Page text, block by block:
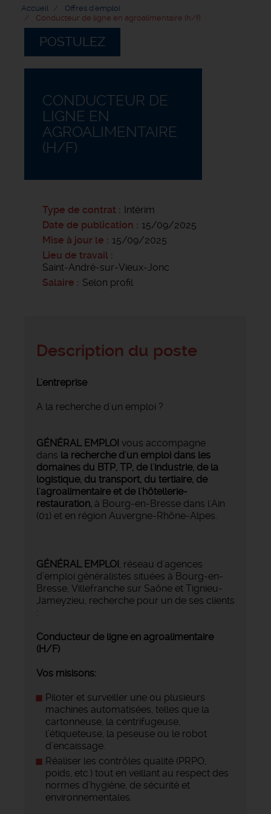
Accueil
Offres d'emploi
Conducteur de ligne en agroalimentaire (h/f)
POSTULEZ
CONDUCTEUR DE
LIGNE EN
AGROALIMENTAIRE
(H/F)
Type de contrat
Intérim
Date de publication
15/09/2025
Mise à jour le
15/09/2025
Lieu de travail
Saint-André-sur-Vieux-Jonc
Salaire
Selon profil
Description du poste
L'entreprise
A la recherche d'un emploi ?
GÉNÉRAL EMPLOI vous accompagne
dans la recherche d'un emploi dans les
domaines du BTP, TP, de l'industrie, de la
logistique, du transport, du tertiaire, de
l'agroalimentaire et de l'hôtellerie-
restauration, à Bourg-en-Bresse dans l'Ain
(01) et en région Auvergne-Rhône-Alpes.
GÉNÉRAL EMPLOI , réseau d'agences
d’emploi généralistes situées à Bourg-en-
Bresse, Villefranche sur Saône et Tignieu-
Jameyzieu, recherche pour un de ses clients
:
Conducteur de ligne en agroalimentaire
(H/F)
Vos misisons:
Piloter et surveiller une ou plusieurs
machines automatisées, telles que la
cartonneuse, la centrifugeuse,
l’étiqueteuse, la peseuse ou le robot
d’encaissage.
Réaliser les contrôles qualité (PRPO,
poids, etc.) tout en veillant au respect des
normes d’hygiène, de sécurité et
environnementales.